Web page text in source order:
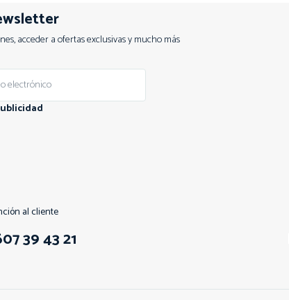
acceder a ofertas exclusivas y mucho más
al cliente
39 43 21